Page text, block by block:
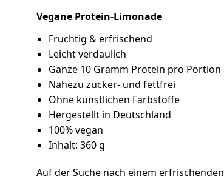
Vegane Protein-Limonade
Fruchtig & erfrischend
Leicht verdaulich
Ganze 10 Gramm Protein pro Portion
Nahezu zucker- und fettfrei
Ohne künstlichen Farbstoffe
Hergestellt in Deutschland
100% vegan
Inhalt: 360 g
Auf der Suche nach einem